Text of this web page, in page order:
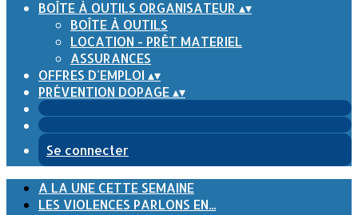
BOÎTE À OUTILS ORGANISATEUR ▴▾
BOÎTE À OUTILS
LOCATION - PRÊT MATERIEL
ASSURANCES
OFFRES D'EMPLOI ▴▾
PRÉVENTION DOPAGE▴▾
Se connecter
A LA UNE CETTE SEMAINE
LES VIOLENCES PARLONS EN...